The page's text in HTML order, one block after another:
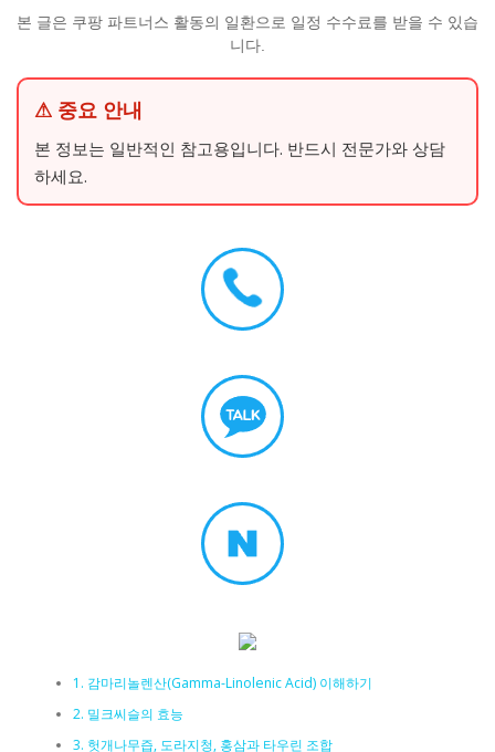
본 글은 쿠팡 파트너스 활동의 일환으로 일정 수수료를 받을 수 있습
니다.
⚠ 중요 안내
본 정보는 일반적인 참고용입니다. 반드시 전문가와 상담
하세요.
1. 감마리놀렌산(Gamma-Linolenic Acid) 이해하기
2. 밀크씨슬의 효능
3. 헛개나무즙, 도라지청, 홍삼과 타우린 조합